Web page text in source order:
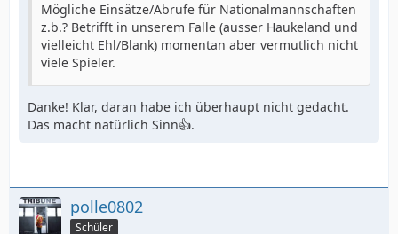
Mögliche Einsätze/Abrufe für Nationalmannschaften
z.b.? Betrifft in unserem Falle (ausser Haukeland und
vielleicht Ehl/Blank) momentan aber vermutlich nicht
viele Spieler.
Danke! Klar, daran habe ich überhaupt nicht gedacht.
Das macht natürlich Sinn👍.
polle0802
Schüler